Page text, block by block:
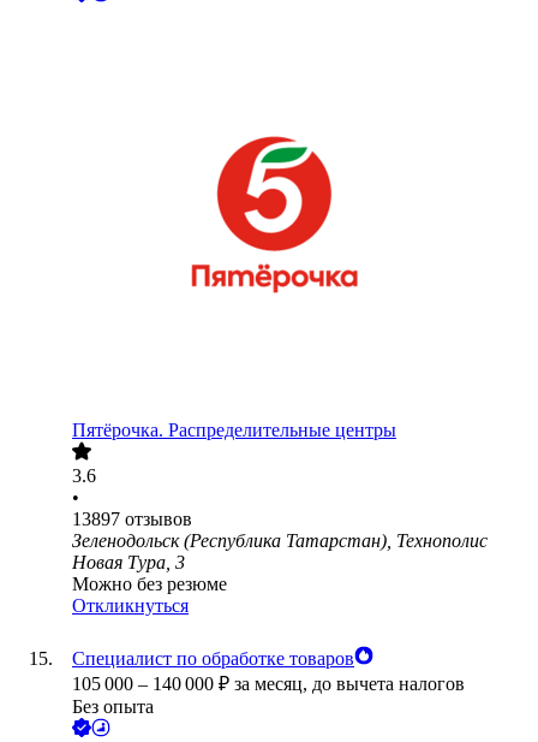
Пятёрочка. Распределительные центры
3.6
•
13897 отзывов
Зеленодольск (Республика Татарстан), Технополис
Новая Тура, 3
Можно без резюме
Откликнуться
Специалист по обработке товаров
105 000 – 140 000 ₽ за месяц, до вычета налогов
Без опыта